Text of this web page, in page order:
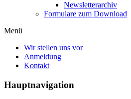
Newsletterarchiv
Formulare zum Download
Menü
Wir stellen uns vor
Anmeldung
Kontakt
Hauptnavigation